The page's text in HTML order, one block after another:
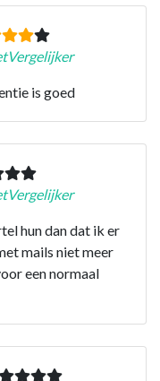
is goed
hun dan dat ik er
mails niet meer
een normaal